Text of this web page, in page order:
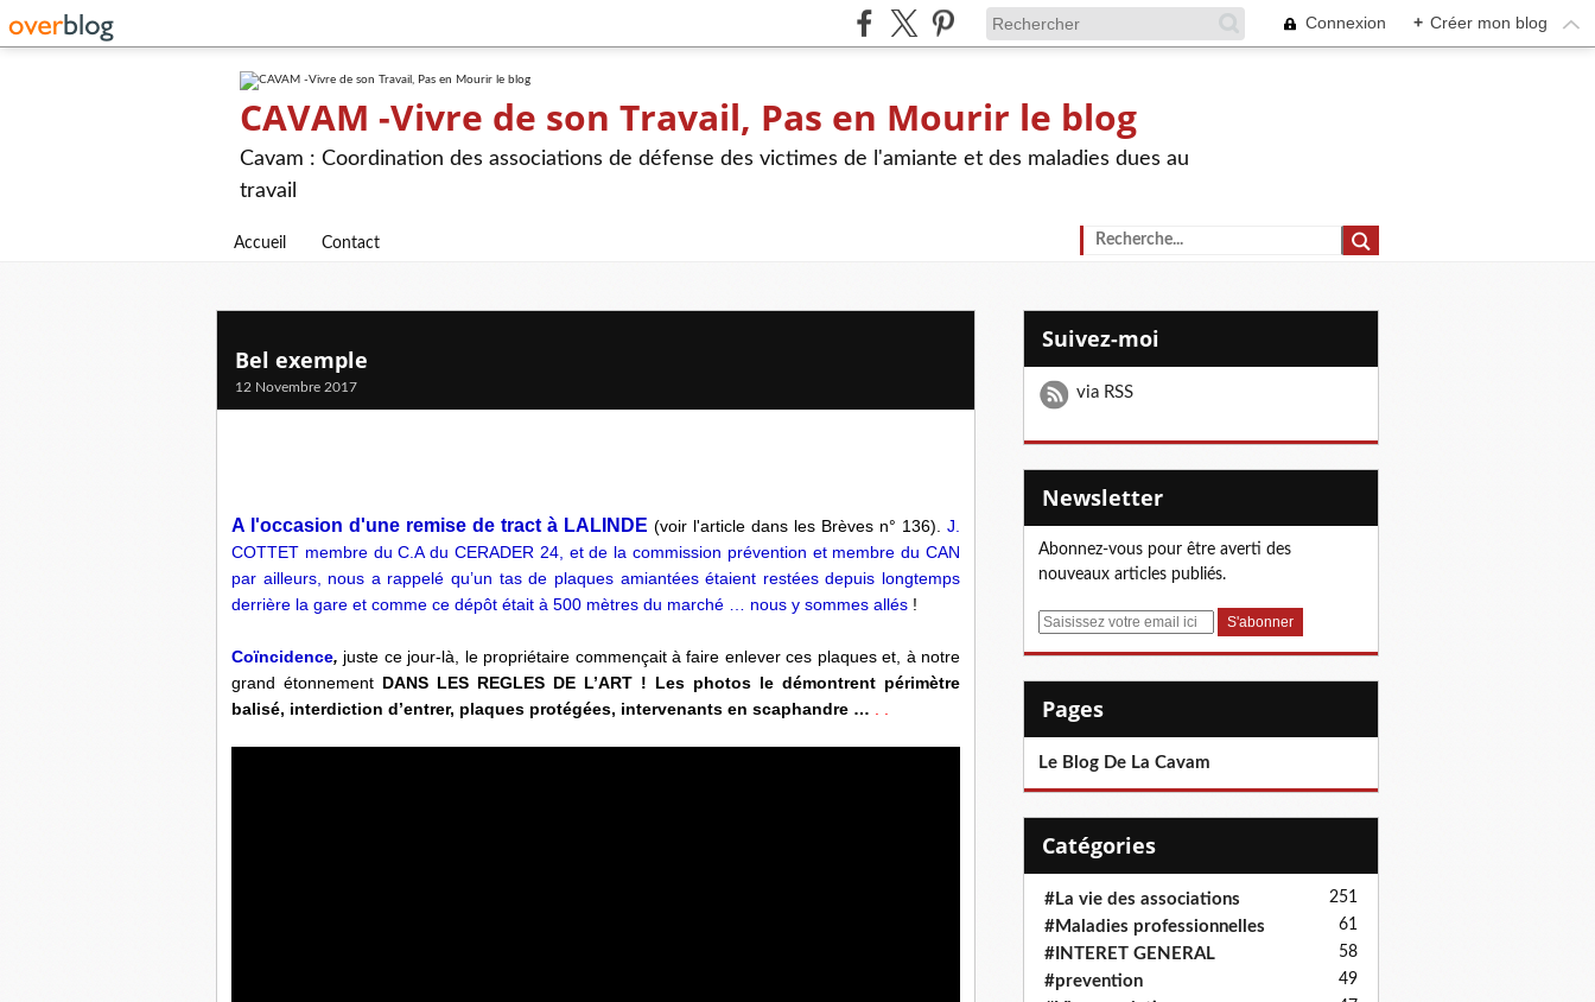
Connexion + Créer mon blog
CAVAM -Vivre de son Travail, Pas en Mourir le blog
Cavam : Coordination des associations de défense des victimes de l'amiante et des maladies dues au
travail
Accueil Contact
Bel exemple
12 Novembre 2017
A l'occasion d'une remise de tract à LALINDE (voir l'article dans les Brèves n° 136). J.
COTTET membre du C.A du CERADER 24, et de la commission prévention et membre du CAN
par ailleurs, nous a rappelé qu’un tas de plaques amiantées étaient restées depuis longtemps
derrière la gare et comme ce dépôt était à 500 mètres du marché … nous y sommes allés !
Coïncidence, juste ce jour-là, le propriétaire commençait à faire enlever ces plaques et, à notre
grand étonnement DANS LES REGLES DE L’ART ! Les photos le démontrent périmètre
balisé, interdiction d’entrer, plaques protégées, intervenants en scaphandre …
Suivez-moi
via RSS
Newsletter
Abonnez-vous pour être averti des
nouveaux articles publiés.
E
Pages
Le Blog De La Cavam
Catégories
#La vie des associations 251
#Maladies professionnelles 61
#INTERET GENERAL 58
#prevention 49